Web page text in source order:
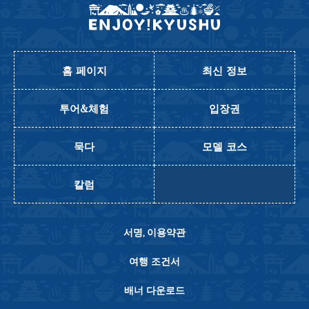
홈 페이지 최신 정보
투어&체험 입장권
묵다 모델 코스
칼럼
서명, 이용약관
여행 조건서
배너 다운로드